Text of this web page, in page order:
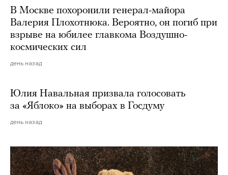
В Москве похоронили генерал-майора
Валерия Плохотнюка. Вероятно, он погиб при
взрыве на юбилее главкома Воздушно-
космических сил
день назад
Юлия Навальная призвала голосовать
за «Яблоко» на выборах в Госдуму
день назад